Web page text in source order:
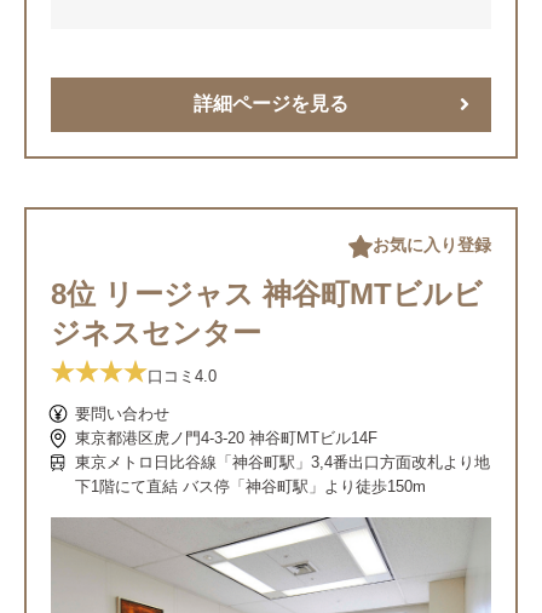
詳細ページを見る
8位 リージャス 神谷町MTビルビ
ジネスセンター
口コミ 4.0
要問い合わせ
東京都港区虎ノ門4-3-20 神谷町MTビル14F
東京メトロ日比谷線「神谷町駅」3,4番出口方面改札より地
下1階にて直結 バス停「神谷町駅」より徒歩150m
お気に入り登録